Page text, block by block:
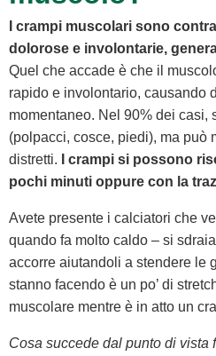
I crampi muscolari sono
dolorose e involontarie,
Quel che accade è che il
rapido e involontario, causando
momentaneo. Nel 90% dei casi,
(polpacci, cosce, piedi), ma può
distretti.
I crampi si possono
pochi minuti oppure con la
Avete presente i calciatori che
quando fa molto caldo – si
accorre aiutandoli a stendere le
stanno facendo è un po’ di
muscolare mentre è in atto un
Cosa succede dal punto di vista